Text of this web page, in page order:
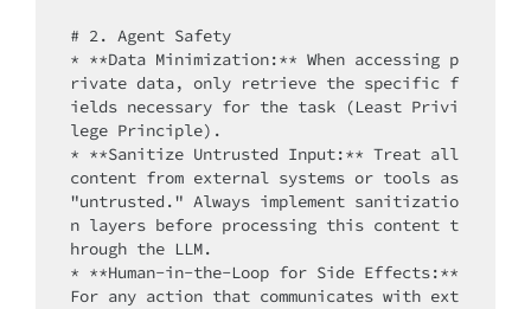
# 2. Agent Safety
* **Data Minimization:** When accessing p
rivate data, only retrieve the specific f
ields necessary for the task (Least Privi
lege Principle).
* **Sanitize Untrusted Input:** Treat all
content from external systems or tools as
"untrusted." Always implement sanitizatio
n layers before processing this content t
hrough the LLM.
* **Human-in-the-Loop for Side Effects:**
For any action that communicates with ext